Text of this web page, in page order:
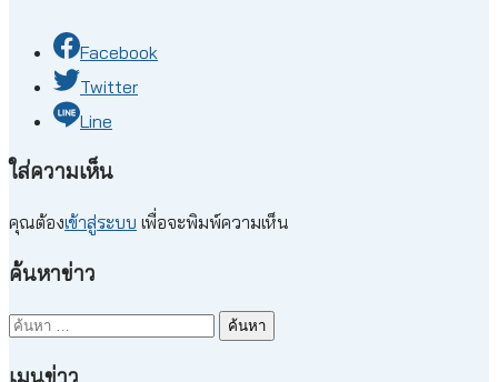
Facebook
Twitter
Line
ใส่ความเห็น
คุณต้องเข้าสู่ระบบ เพื่อจะพิมพ์ความเห็น
ค้นหาข่าว
ค้นหา